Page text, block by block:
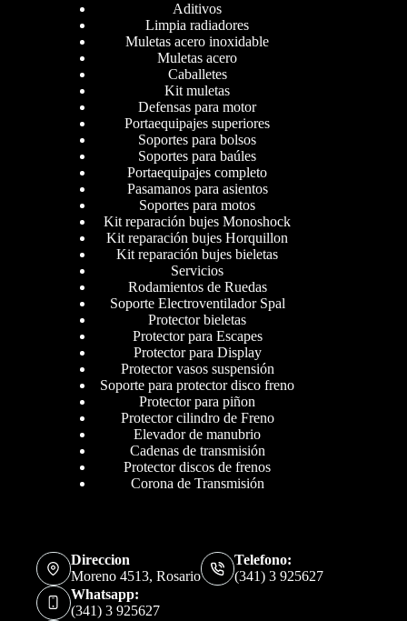
Aditivos
Limpia radiadores
Muletas acero inoxidable
Muletas acero
Caballetes
Kit muletas
Defensas para motor
Portaequipajes superiores
Soportes para bolsos
Soportes para baúles
Portaequipajes completo
Pasamanos para asientos
Soportes para motos
Kit reparación bujes Monoshock
Kit reparación bujes Horquillon
Kit reparación bujes bieletas
Servicios
Rodamientos de Ruedas
Soporte Electroventilador Spal
Protector bieletas
Protector para Escapes
Protector para Display
Protector vasos suspensión
Soporte para protector disco freno
Protector para piñon
Protector cilindro de Freno
Elevador de manubrio
Cadenas de transmisión
Protector discos de frenos
Corona de Transmisión
Direccion
Moreno 4513, Rosario
Telefono:
(341) 3 925627
Whatsapp:
(341) 3 925627